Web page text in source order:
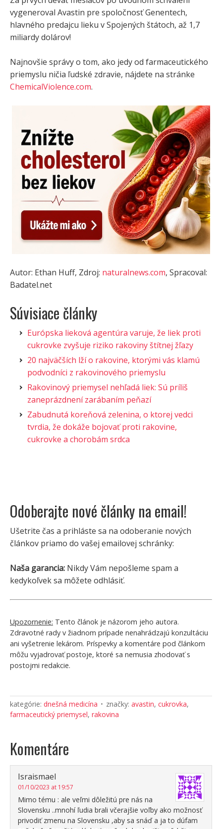
vygeneroval Avastin pre spoločnosť Genentech,
hlavného predajcu lieku v Spojených štátoch, až 1,7
miliardy dolárov!
Najnovšie správy o tom, ako jedy od farmaceutického
priemyslu ničia ľudské zdravie, nájdete na stránke
ChemicalViolence.com.
Autor: Ethan Huff, Zdroj: naturalnews.com, Spracoval:
Badatel.net
Súvisiace články
Európska lieková agentúra varuje, že liek proti
cukrovke zvyšuje riziko rakoviny štítnej žľazy
20 najväčších lží o rakovine, ktorými vás klamú
podvodníci z rakovinového priemyslu
Rakovinový priemysel nehľadá liek: Sú príliš
zaneprázdnení zarábaním peňazí
Zabudnutá koreňová zelenina, o ktorej vedci
tvrdia, že dokáže bojovať proti rakovine,
cukrovke a chorobám srdca
Odoberajte nové články na email!
Ušetrite čas a prihláste sa na odoberanie nových
článkov priamo do vašej emailovej schránky:
Naša garancia: Nikdy Vám nepošleme spam a
kedykoľvek sa môžete odhlásiť.
Upozornenie: Tento článok je názorom jeho autora.
Zdravotné rady v žiadnom prípade nenahrádzajú konzultáciu
ani vyšetrenie lekárom. Príspevky a komentáre pod článkom
môžu vyjadrovať postoje, ktoré sa nemusia zhodovať s
postojmi redakcie.
kategórie: dnešná medicína značky: avastin, cukrovka,
farmaceutický priemysel, rakovina
Komentáre
Israismael
01/10/2023 at 19:57
Mimo tému : ale veľmi dôležitú pre nás na
Slovensku ..mnohí ľudia brali včerajšie voľby ako možnosť
privodiť zmenu na Slovensku ,aby sa snáď a ja to dúfam